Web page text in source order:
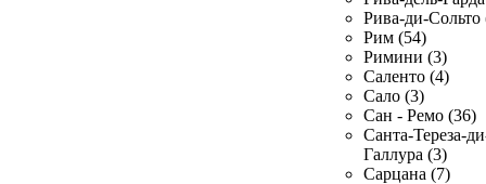
Рива-ди-Сольто
Рим (54)
Римини (3)
Саленто (4)
Сало (3)
Сан - Ремо (36)
Санта-Тереза-
Галлура (3)
Сарцана (7)